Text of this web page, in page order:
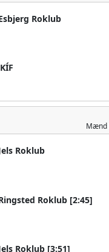
Roklub
Mænd
Roklub
Roklub [2:45]
Roklub [3:51]